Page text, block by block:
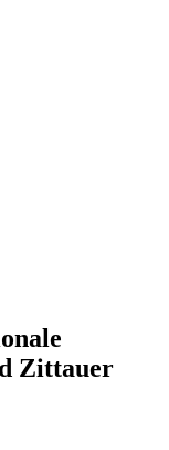
Zittauer